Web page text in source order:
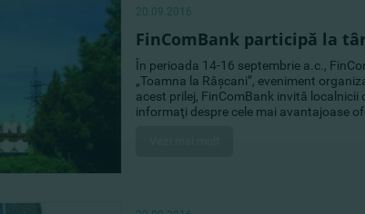
20.09.2016
FinComBank participă la
În perioada 14-16 septembrie a.c.,
„Toamna la Râşcani”, eveniment
acest prilej, FinComBank invită
informaţi despre cele mai avantajoase